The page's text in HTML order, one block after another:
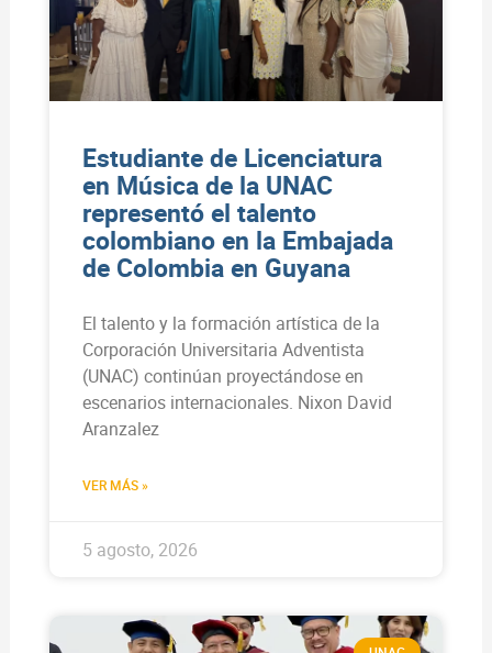
Estudiante de Licenciatura
en Música de la UNAC
representó el talento
colombiano en la Embajada
de Colombia en Guyana
El talento y la formación artística de la
Corporación Universitaria Adventista
(UNAC) continúan proyectándose en
escenarios internacionales. Nixon David
Aranzalez
VER MÁS »
5 agosto, 2026